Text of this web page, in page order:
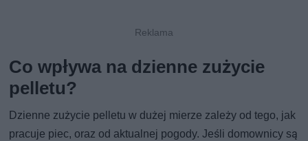
Co wpływa na dzienne zużycie
pelletu?
Dzienne zużycie pelletu w dużej mierze zależy od tego, jak
pracuje piec, oraz od aktualnej pogody. Jeśli domownicy są